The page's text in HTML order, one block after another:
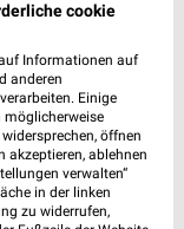
70%
15.08.
cookie
Informationen auf
anderen
Einige
möglicherweise
öffnen
akzeptieren, ablehnen
verwalten“
in der linken
zu widerrufen,